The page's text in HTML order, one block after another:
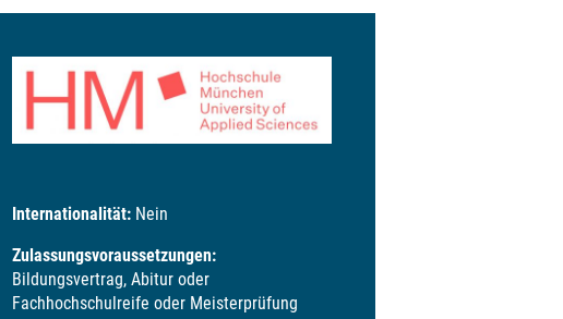
Internationalität:Nein
Zulassungsvoraussetzungen:
Bildungsvertrag, Abitur oder
Fachhochschulreife oder Meisterprüfung